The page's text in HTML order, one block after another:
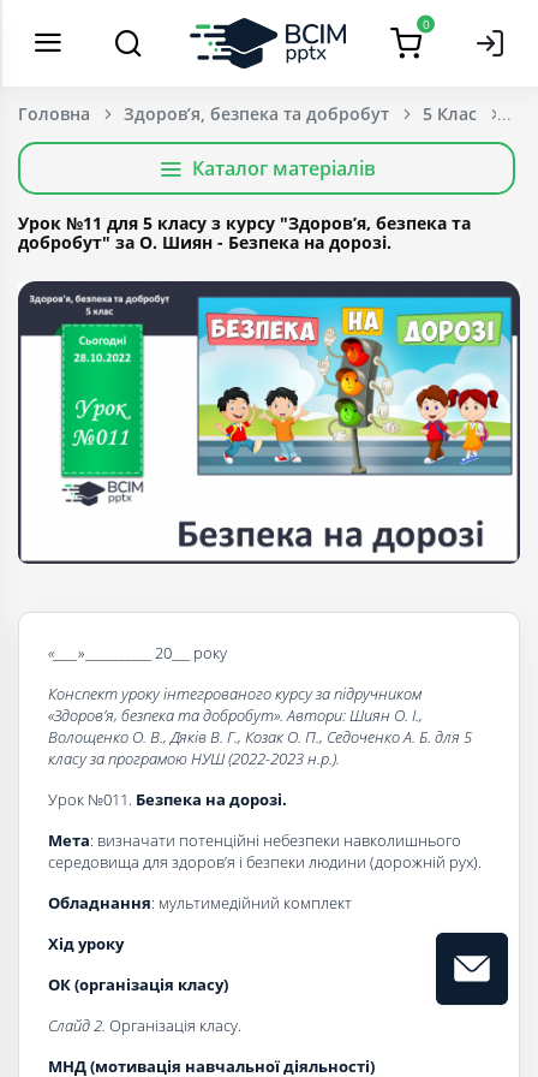
0
Головна Здоров’я, безпека та добробут 5 Клас
Каталог матеріалів
Урок №11 для 5 класу з курсу "Здоров’я, безпека та
добробут" за О. Шиян - Безпека на дорозі.
«____ »___________ 20___ року
Конспект уроку інтегрованого курсу за підручником
«Здоров’я, безпека та добробут». Автори: Шиян О. І.,
Волощенко О. В., Дяків В. Г., Козак О. П., Седоченко А. Б. для 5
класу за програмою НУШ (2022-2023 н.р.).
Урок №011. Безпека на дорозі.
Мета: визначати потенційні небезпеки навколишнього
середовища для здоров’я і безпеки людини (дорожній рух).
Обладнання: мультимедійний комплект
Хід уроку
ОК (організація класу)
Слайд 2. Організація класу.
МНД (мотивація навчальної діяльності)